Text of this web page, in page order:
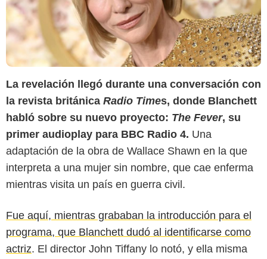
La revelación llegó durante una conversación con
la revista británica Radio Times, donde Blanchett
habló sobre su nuevo proyecto: The Fever, su
primer audioplay para BBC Radio 4. Una
adaptación de la obra de Wallace Shawn en la que
interpreta a una mujer sin nombre, que cae enferma
mientras visita un país en guerra civil.
Fue aquí, mientras grababan la introducción para el
programa, que Blanchett dudó al identificarse como
actriz. El director John Tiffany lo notó, y ella misma